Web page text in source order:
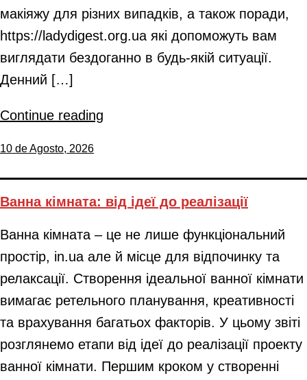
макіяжу для різних випадків, а також поради,
https://ladydigest.org.ua які допоможуть вам
виглядати бездоганно в будь-якій ситуації.
Денний […]
Continue reading
10 de Agosto, 2026
Ванна кімната: від ідеї до реалізації
Ванна кімната – це не лише функціональний
простір, in.ua але й місце для відпочинку та
релаксації. Створення ідеальної ванної кімнати
вимагає ретельного планування, креативності
та врахування багатьох факторів. У цьому звіті
розглянемо етапи від ідеї до реалізації проекту
ванної кімнати. Першим кроком у створенні